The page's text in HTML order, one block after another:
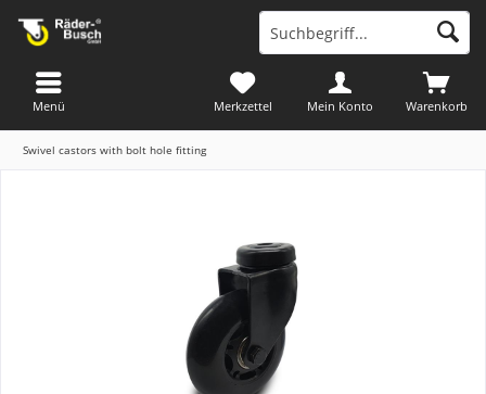
Warenkorb
Merkzettel Mein Konto
Menü
Swivel castors with bolt hole fitting